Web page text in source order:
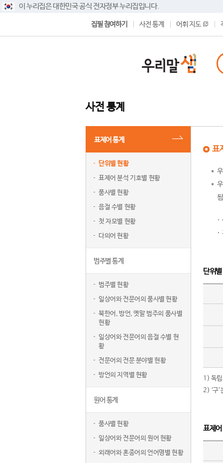
이 누리집은 대한민국 공식 전자정부 누리집입니다.
집필 참여하기 사전 통계 어휘 지도
사전 통계
표제어 통계
단위별 현황
표제어 분석 기호별 현황
품사별 현황
음절 수별 현황
첫 자모별 현황
다의어 현황
범주별 통계
범주별 현황
일상어와 전문어의 품사별 현황
북한어, 방언, 옛말 범주의 품사별
현황
일상어와 전문어의 음절 수별 현
황
전문어의 전문 분야별 현황
방언의 지역별 현황
원어 통계
품사별 현황
일상어와 전문어의 원어 현황
외래어와 혼종어의 언어명별 현황
표
단위
1) 독립
2) ‘구
표제